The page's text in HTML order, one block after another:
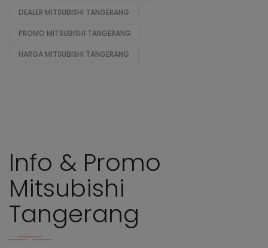
DEALER MITSUBISHI TANGERANG
PROMO MITSUBISHI TANGERANG
HARGA MITSUBISHI TANGERANG
Info & Promo
Mitsubishi
Tangerang